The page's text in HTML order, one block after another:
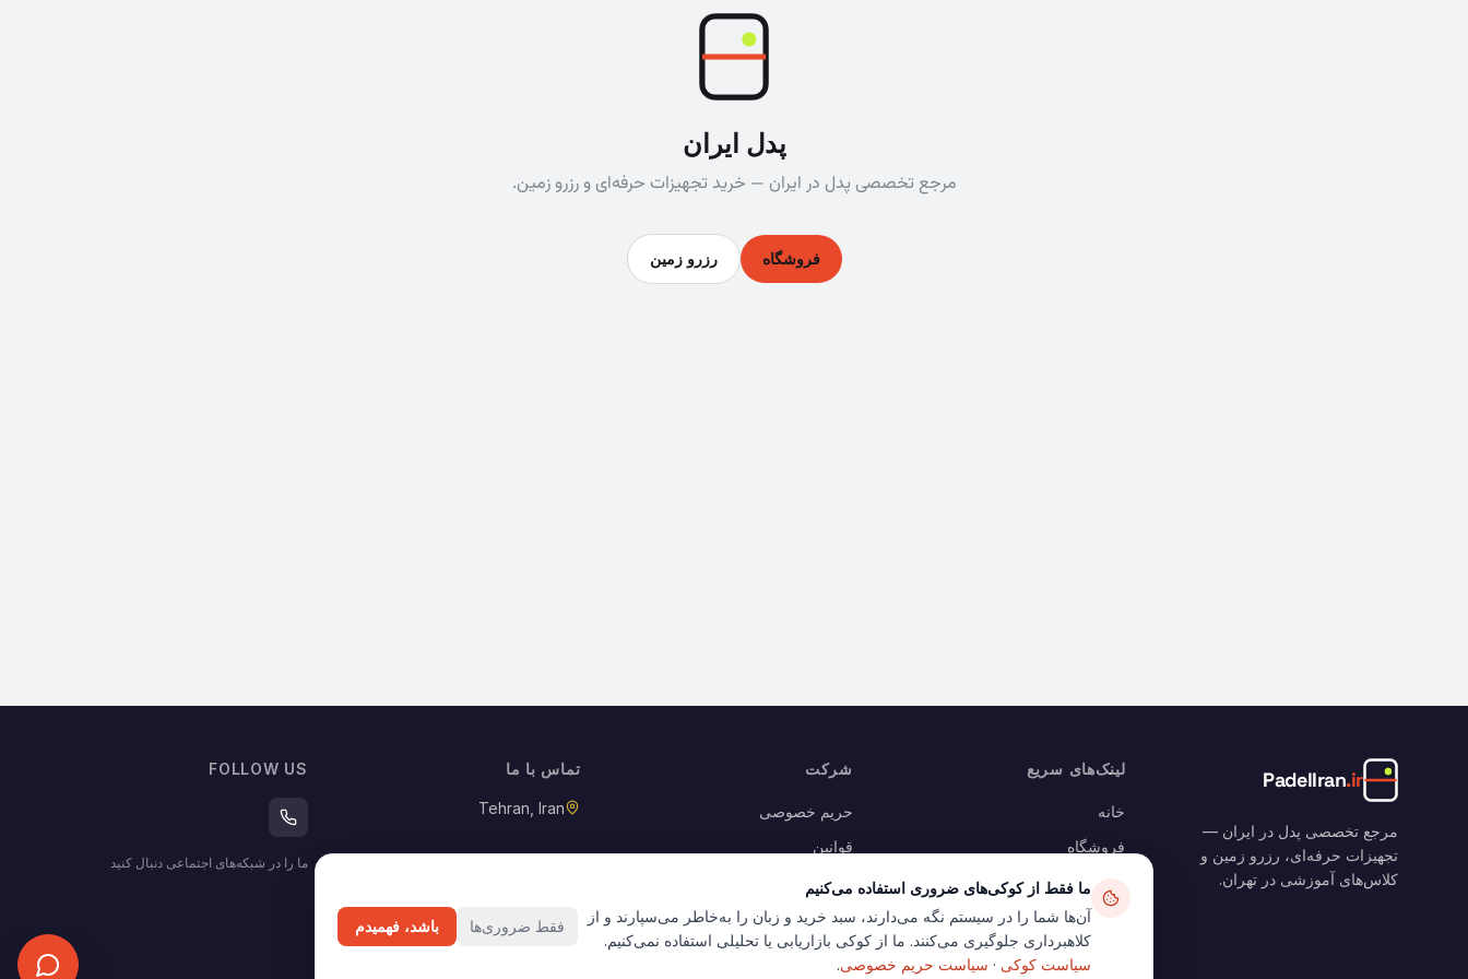
پدل ایران
مرجع تخصصی پدل در ایران — خرید تجهیزات حرفه‌ای و رزرو زمین.
فروشگاه رزرو زمین
PadelIran.ir
مرجع تخصصی پدل در ایران —
تجهیزات حرفه‌ای، رزرو زمین و
کلاس‌های آموزشی در تهران.
لینک‌های سریع
خانه
فروشگاه
رزرو زمین
وبلاگ
سبد خرید
شرکت
حریم خصوصی
قوانین
بازگشت کالا
کوکی‌ها
تماس با ما
Tehran, Iran
FOLLOW US
ما را در شبکه‌های اجتماعی دنبال کنید
ما فقط از کوکی‌های ضروری استفاده می‌کنیم
آن‌ها شما را در سیستم نگه می‌دارند، سبد خرید و زبان را به‌خاطر می‌سپارند و از
کلاهبرداری جلوگیری می‌کنند. ما از کوکی بازاریابی یا تحلیلی استفاده نمی‌کنیم.
سیاست کوکی · سیاست حریم خصوصی.
فقط ضروری‌ها باشد، فهمیدم